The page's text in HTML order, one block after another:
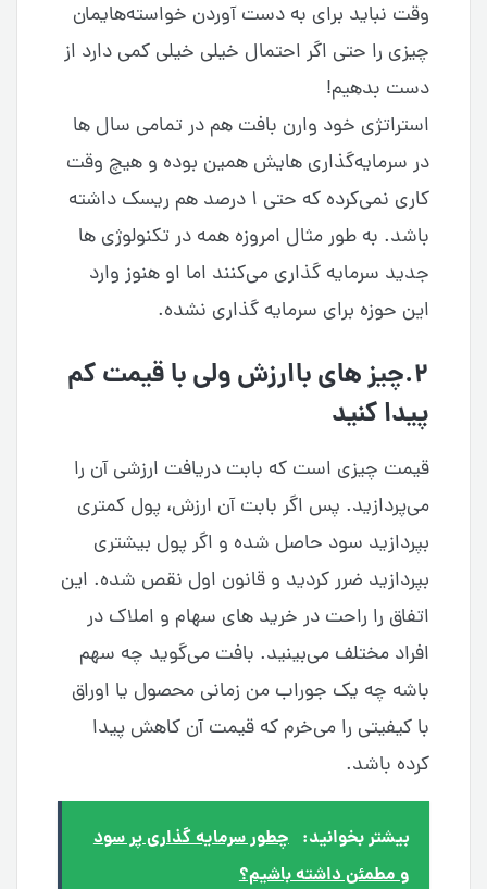
وقت نباید برای به دست آوردن خواسته‌هایمان
چیزی را حتی اگر احتمال خیلی خیلی کمی دارد از
دست بدهیم!
استراتژی خود وارن بافت هم در تمامی سال ها
در سرمایه‌گذاری هایش همین بوده و هیچ وقت
کاری نمی‌کرده که حتی ۱ درصد هم ریسک داشته
باشد. به طور مثال امروزه همه در تکنولوژی ها
جدید سرمایه گذاری می‌کنند اما او هنوز وارد
این حوزه برای سرمایه گذاری نشده.
۲.چیز های باارزش ولی با قیمت کم
پیدا کنید
قیمت چیزی است که بابت دریافت ارزشی آن را
می‌پردازید. پس اگر بابت آن ارزش، پول کمتری
بپردازید سود حاصل شده و اگر پول بیشتری
بپردازید ضرر کردید و قانون اول نقص شده. این
اتفاق را راحت در خرید های سهام و املاک در
افراد مختلف می‌بینید. بافت می‌گوید چه سهم
باشه چه یک جوراب من زمانی محصول یا اوراق
با کیفیتی را می‌خرم که قیمت آن کاهش پیدا
کرده باشد.
بیشتر بخوانید: چطور سرمایه گذاری پر سود
و مطمئن داشته باشیم؟